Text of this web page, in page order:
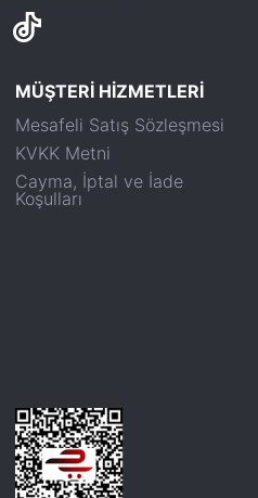
MÜŞTERİ HİZMETLERİ
Mesafeli Satış Sözleşmesi
KVKK Metni
Cayma, İptal ve İade
Koşulları